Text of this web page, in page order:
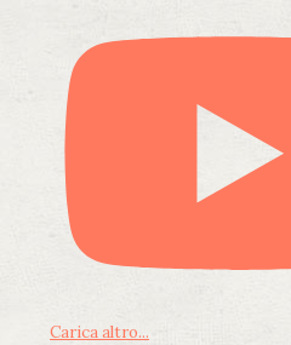
Carica altro...